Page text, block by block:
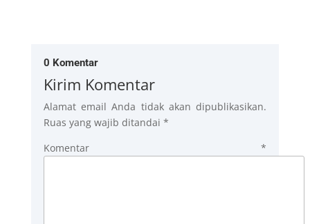
0 Komentar
Kirim Komentar
Alamat email Anda tidak akan dipublikasikan.
Ruas yang wajib ditandai *
Komentar*